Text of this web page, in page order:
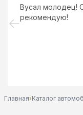
Вусал молодец!
рекомендую!
Главная›Каталог